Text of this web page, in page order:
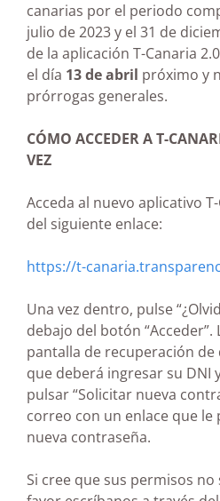
canarias por el periodo
julio de 2023 y el 31 de
de la aplicación T-Canaria
el día 13 de abril próximo y
prórrogas generales.
CÓMO ACCEDER A T-
VEZ
Acceda al nuevo aplicativo
del siguiente enlace:
https://t-
Una vez dentro, pulse
debajo del botón “Acceder”.
pantalla de recuperación de
que deberá ingresar su DNI
pulsar “Solicitar nueva
correo con un enlace que
nueva contraseña.
Si cree que sus permisos